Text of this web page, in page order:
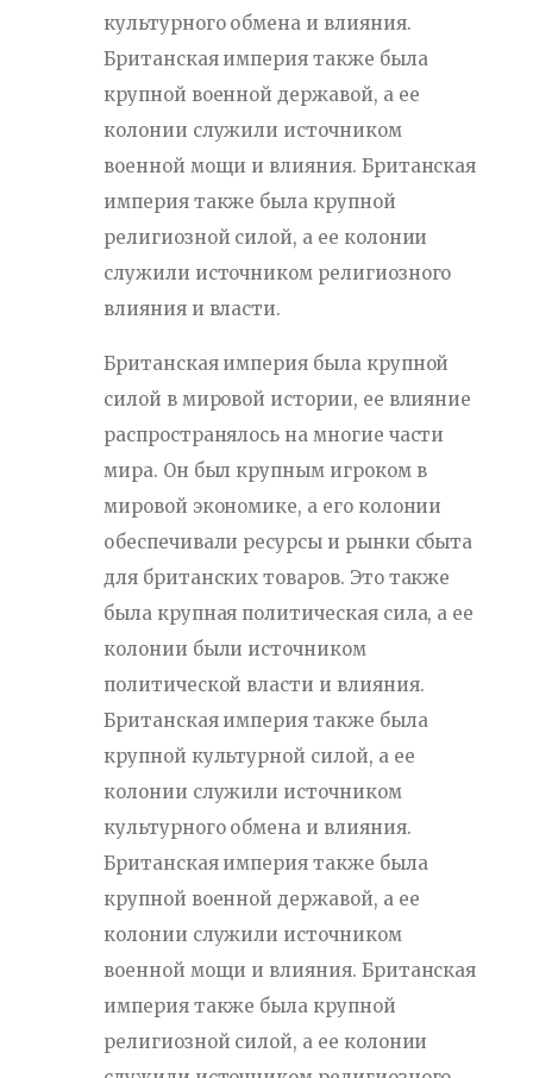
культурного обмена и влияния.
Британская империя также была
крупной военной державой, а ее
колонии служили источником
военной мощи и влияния. Британская
империя также была крупной
религиозной силой, а ее колонии
служили источником религиозного
влияния и власти.
Британская империя была крупной
силой в мировой истории, ее влияние
распространялось на многие части
мира. Он был крупным игроком в
мировой экономике, а его колонии
обеспечивали ресурсы и рынки сбыта
для британских товаров. Это также
была крупная политическая сила, а ее
колонии были источником
политической власти и влияния.
Британская империя также была
крупной культурной силой, а ее
колонии служили источником
культурного обмена и влияния.
Британская империя также была
крупной военной державой, а ее
колонии служили источником
военной мощи и влияния. Британская
империя также была крупной
религиозной силой, а ее колонии